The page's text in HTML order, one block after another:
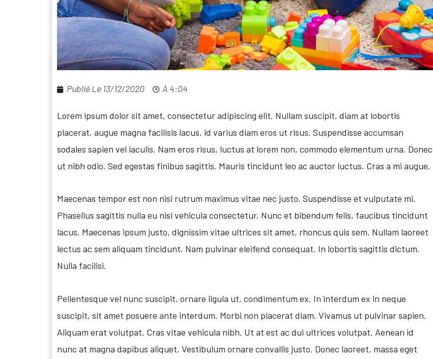
Publié Le 13/12/2020 À 4:04
Lorem ipsum dolor sit amet, consectetur adipiscing elit. Nullam suscipit, diam at lobortis
placerat, augue magna facilisis lacus, id varius diam eros ut risus. Suspendisse accumsan
sodales sapien vel iaculis. Nam eros risus, luctus at lorem non, commodo elementum urna. Donec
ut nibh odio. Sed egestas finibus sagittis. Mauris tincidunt leo ac auctor luctus. Cras a mi augue.
Maecenas tempor est non nisi rutrum maximus vitae nec justo. Suspendisse et vulputate mi.
Phasellus sagittis nulla eu nisi vehicula consectetur. Nunc et bibendum felis, faucibus tincidunt
lacus. Maecenas ipsum justo, dignissim vitae ultrices sit amet, rhoncus quis sem. Nullam laoreet
lectus ac sem aliquam tincidunt. Nam pulvinar eleifend consequat. In lobortis sagittis dictum.
Nulla facilisi.
Pellentesque vel nunc suscipit, ornare ligula ut, condimentum ex. In interdum ex in neque
suscipit, sit amet posuere ante interdum. Morbi non placerat diam. Vivamus ut pulvinar sapien.
Aliquam erat volutpat. Cras vitae vehicula nibh. Ut at est ac dui ultrices volutpat. Aenean id
nunc at magna dapibus aliquet. Vestibulum ornare convallis justo. Donec laoreet, massa eget